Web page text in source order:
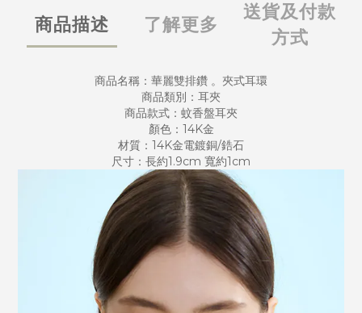
商品描述 了解更多
送貨及付款
方式
商品名稱：華麗雙排鑽 。夾式耳環
商品類別：耳夾
商品款式：蚊香盤耳夾
顏色：14K金
材質：14K金電鍍銅/鋯石
尺寸：長約1.9cm 寬約1cm